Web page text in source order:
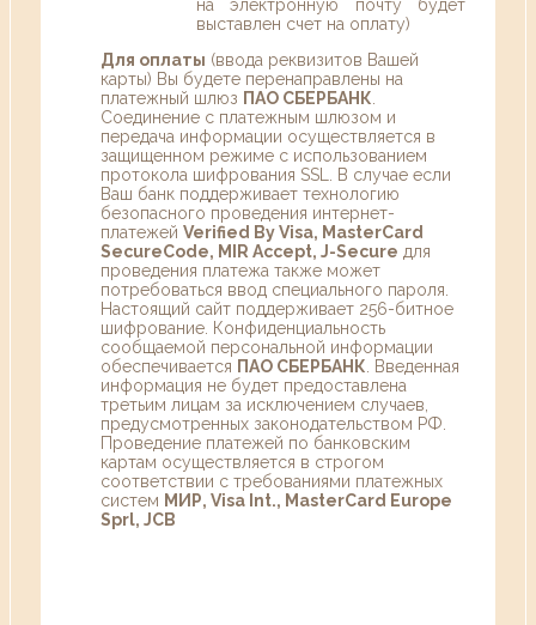
на электронную почту будет
выставлен счет на оплату)
Для оплаты (ввода реквизитов Вашей
карты) Вы будете перенаправлены на
платежный шлюз ПАО СБЕРБАНК
Соединение с платежным шлюзом и
передача информации осуществляется в
защищенном режиме с использованием
протокола шифрования SSL. В случае если
Ваш банк поддерживает технологию
безопасного проведения интернет-
платежей Verified By Visa, MasterCard
SecureCode, MIR Accept, J-Secure для
проведения платежа также может
потребоваться ввод специального пароля.
Настоящий сайт поддерживает 256-битное
шифрование. Конфиденциальность
сообщаемой персональной информации
обеспечивается ПАО СБЕРБАНК . Введенная
информация не будет предоставлена
третьим лицам за исключением случаев,
предусмотренных законодательством РФ.
Проведение платежей по банковским
картам осуществляется в строгом
соответствии с требованиями платежных
систем МИР, Visa Int., MasterCard Europe
Sprl, JCB